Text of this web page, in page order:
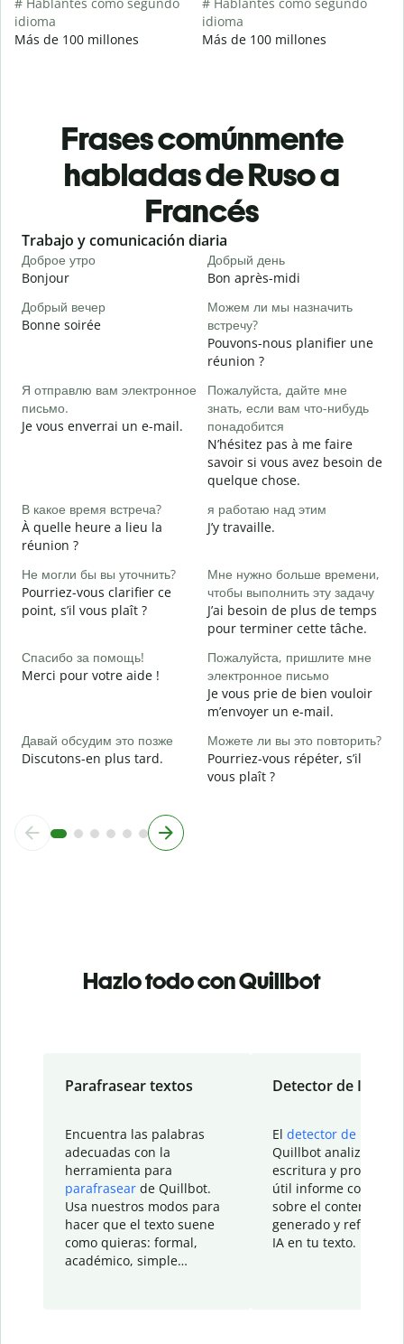
idioma
Más de 100 millones
idioma
Más de 100 millones
Frases comúnmente
habladas de Ruso a
Francés
Slide 1 of 6
Trabajo y comunicación diaria
Доброе утро
Bonjour
Добрый день
Bon après-midi
Добрый вечер
Bonne soirée
Можем ли мы назначить
встречу?
Pouvons-nous planifier une
réunion ?
Я отправлю вам электронное
письмо.
Je vous enverrai un e-mail.
Пожалуйста, дайте мне
знать, если вам что-нибудь
понадобится
N’hésitez pas à me faire
savoir si vous avez besoin de
quelque chose.
В какое время встреча?
À quelle heure a lieu la
réunion ?
я работаю над этим
J’y travaille.
Не могли бы вы уточнить?
Pourriez-vous clarifier ce
point, s’il vous plaît ?
Мне нужно больше времени,
чтобы выполнить эту задачу
J’ai besoin de plus de temps
pour terminer cette tâche.
Спасибо за помощь!
Merci pour votre aide !
Пожалуйста, пришлите мне
электронное письмо
Je vous prie de bien vouloir
m’envoyer un e-mail.
Давай обсудим это позже
Discutons-en plus tard.
Можете ли вы это повторить?
Pourriez-vous répéter, s’il
vous plaît ?
Hazlo todo con Quillbot
Parafrasear textos
Encuentra las palabras
adecuadas con la
herramienta para
parafrasear de Quillbot.
Usa nuestros modos para
hacer que el texto suene
como quieras: formal,
académico, simple…
Detector de IA
El detector de IA
Quillbot analiza tu
escritura y
útil informe con
sobre el contenido
generado y refinado
IA en tu texto.